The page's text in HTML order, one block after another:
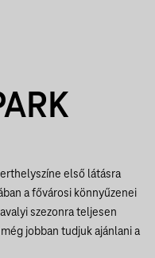
első látásra
a fővárosi könnyűzenei
szezonra teljesen
jobban tudjuk ajánlani a